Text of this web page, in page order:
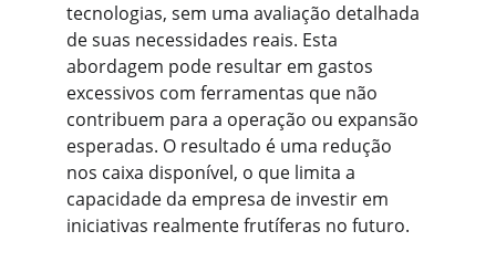
tecnologias, sem uma avaliação detalhada
de suas necessidades reais. Esta
abordagem pode resultar em gastos
excessivos com ferramentas que não
contribuem para a operação ou expansão
esperadas. O resultado é uma redução
nos caixa disponível, o que limita a
capacidade da empresa de investir em
iniciativas realmente frutíferas no futuro.